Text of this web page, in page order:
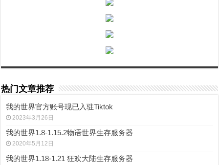
热门文章推荐
我的世界官方账号现已入驻Tiktok
2023年3月26日
我的世界1.8-1.15.2物语世界生存服务器
2020年5月12日
我的世界1.18-1.21 狂欢大陆生存服务器